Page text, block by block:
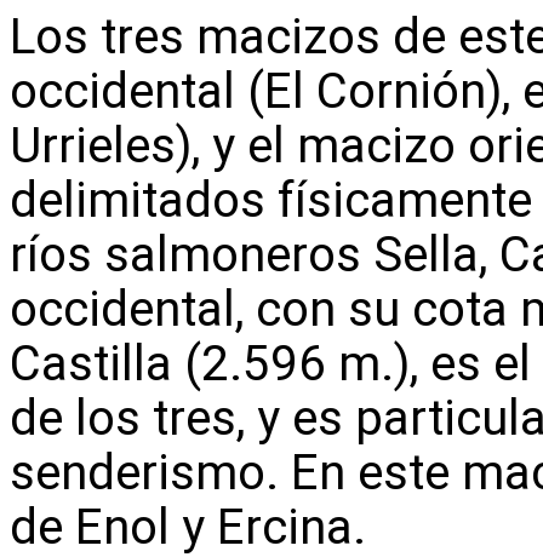
Los tres macizos de
occidental (El Cornión),
Urrieles), y el macizo
delimitados
ríos salmoneros Sella,
occidental, con su cota
Castilla (2.596 m.), es
de los tres, y es
senderismo. En este
de Enol y Ercina.